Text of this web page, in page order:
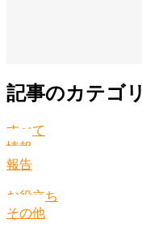
記事のカテゴリ
すべて
情報
報告
お役立ち
その他